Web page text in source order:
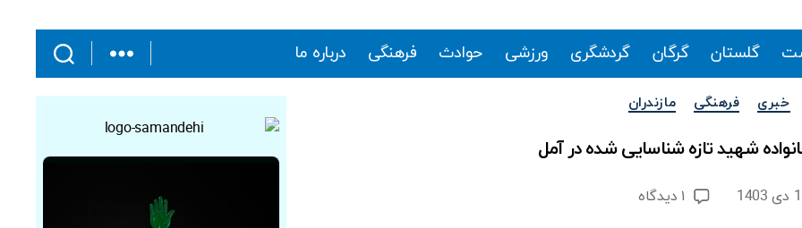
گلستان گرگان گردشگری ورزشی حوادث فرهنگی درباره ما
دسته‌ها خبری فرهنگی مازندران
شهید تازه شناسایی شده در آمل
۱ دیدگاه
برای